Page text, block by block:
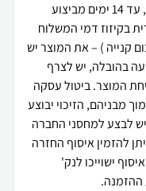
ניתן לבצע החזרה ע"פ חוק הגנת הצרכן, עד 14 ימים מביצוע
בקיזוז דמי המשלוח
קנייה ) – את המוצר יש
בהובלה, יש לצרף
המוצר. ביטול עסקה
ביטוח בסך 5% או 100 ₪ הנמוך מבניהם, הזיכוי יבוצע
לבצע למחסני החברה
13 רחובות , ניתן להזמין איסוף החזרה
ישוייכו לנק'
ההזמנה.